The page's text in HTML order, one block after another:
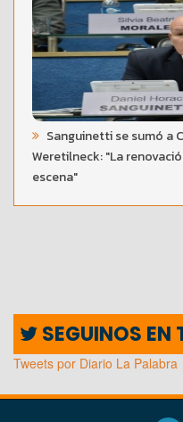
Sanguinetti se sumó a
Weretilneck: "La
escena"
SEGUINOS EN
Tweets por Diario La Palabra